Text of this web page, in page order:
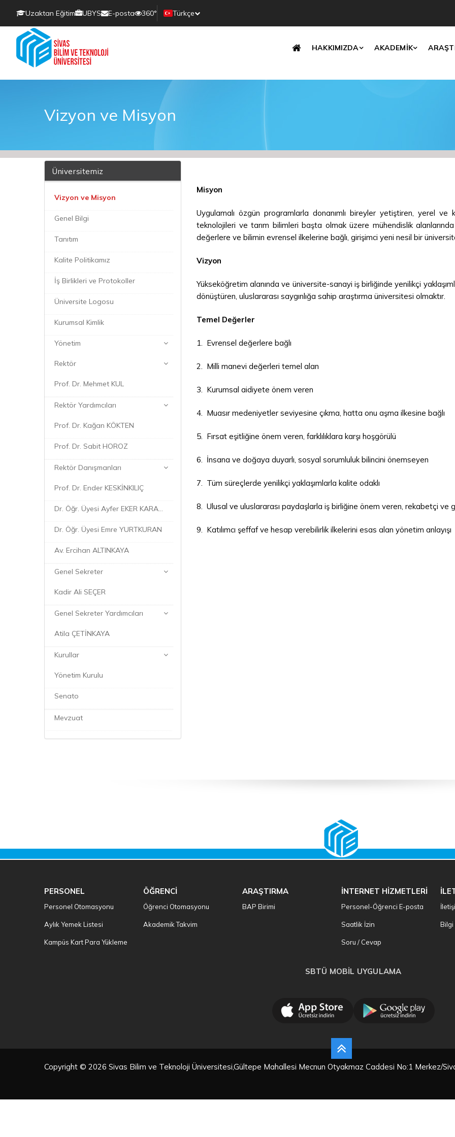
Uzaktan Eğitim UBYS E-posta 360°
Türkçe
Translate
HAKKIMIZDA AKADEMİK
Vizyon ve Misyon
Üniversitemiz
Vizyon ve Misyon
Genel Bilgi
Tanıtım
Kalite Politikamız
İş Birlikleri ve Protokoller
Üniversite Logosu
Kurumsal Kimlik
Yönetim
Rektör
Prof. Dr. Mehmet KUL
Rektör Yardımcıları
Prof. Dr. Kağan KÖKTEN
Prof. Dr. Sabit HOROZ
Rektör Danışmanları
Prof. Dr. Ender KESKİNKILIÇ
Dr. Öğr. Üyesi Ayfer EKER KARAKAYA
Dr. Öğr. Üyesi Emre YURTKURAN
Av. Ercihan ALTINKAYA
Genel Sekreter
Kadir Ali SEÇER
Genel Sekreter Yardımcıları
Atila ÇETİNKAYA
Kurullar
Yönetim Kurulu
Senato
Mevzuat
Misyon
Uygulamalı özgün programlarla donanımlı bireyler yetiştiren, yerel
teknolojileri ve tarım bilimleri başta olmak üzere mühendislik
değerlere ve bilimin evrensel ilkelerine bağlı, girişimci yeni nesil bir
Vizyon
Yükseköğretim alanında ve üniversite-sanayi iş birliğinde yenilikçi
dönüştüren, uluslararası saygınlığa sahip araştırma üniversitesi olmaktır.
Temel Değerler
1. Evrensel değerlere bağlı
2. Milli manevi değerleri temel alan
3. Kurumsal aidiyete önem veren
4. Muasır medeniyetler seviyesine çıkma, hatta onu aşma ilkesine bağlı
5. Fırsat eşitliğine önem veren, farklılıklara karşı hoşgörülü
6. İnsana ve doğaya duyarlı, sosyal sorumluluk bilincini önemseyen
7. Tüm süreçlerde yenilikçi yaklaşımlarla kalite odaklı
8. Ulusal ve uluslararası paydaşlarla iş birliğine önem veren, rekabetçi ve
9. Katılımcı şeffaf ve hesap verebilirlik ilkelerini esas alan yönetim anlayışı
PERSONEL
Personel Otomasyonu
Aylık Yemek Listesi
Kampüs Kart Para Yükleme
ÖĞRENCİ
Öğrenci Otomasyonu
Akademik Takvim
ARAŞTIRMA
BAP Birimi
İNTERNET HİZMETLERİ
Personel-Öğrenci E-posta
Saatlik İzin
Soru / Cevap
Bilgi
SBTÜ MOBİL UYGULAMA
Copyright © 2026 Sivas Bilim ve Teknoloji Üniversitesi,Gültepe Mahallesi Mecnun Otyakmaz Caddesi No:1 Merkez/